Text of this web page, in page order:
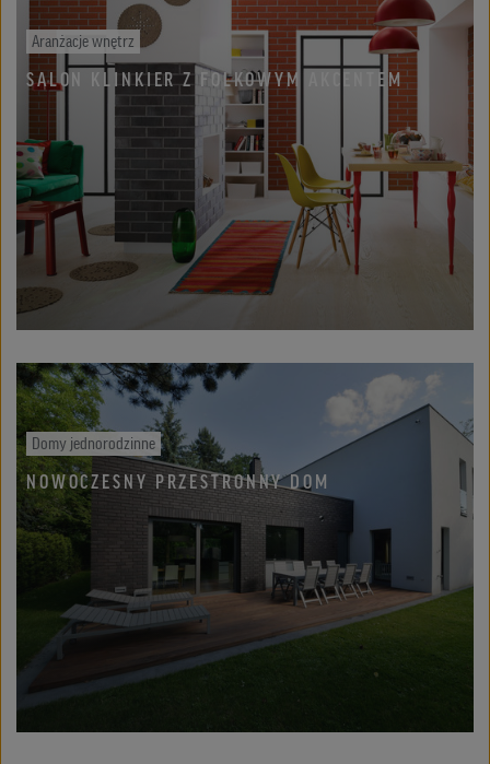
Aranżacje wnętrz
SALON KLINKIER Z FOLKOWYM AKCENTEM
Domy jednorodzinne
NOWOCZESNY PRZESTRONNY DOM